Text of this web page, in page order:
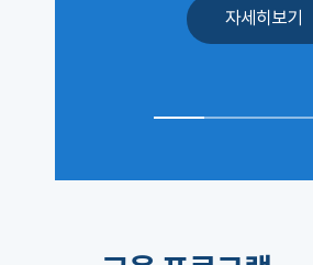
자세히보기